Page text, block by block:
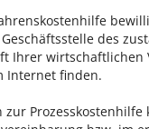
des
Ihrer wirtschaftlichen
Internet finden.
zur